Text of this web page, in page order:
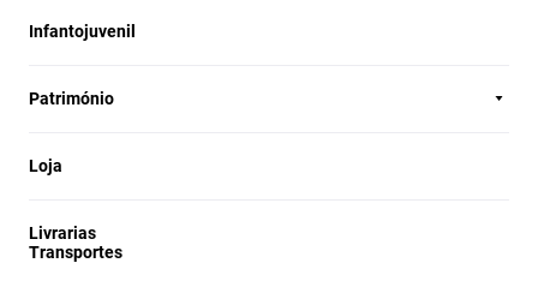
Infantojuvenil
Património
Loja
Livrarias
Transportes